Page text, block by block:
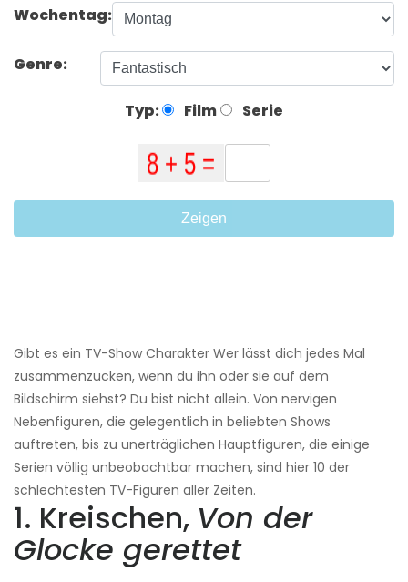
Wochentag:
Genre:
Typ: Film Serie
Zeigen
Gibt es ein TV-Show Charakter Wer lässt dich jedes Mal
zusammenzucken, wenn du ihn oder sie auf dem
Bildschirm siehst? Du bist nicht allein. Von nervigen
Nebenfiguren, die gelegentlich in beliebten Shows
auftreten, bis zu unerträglichen Hauptfiguren, die einige
Serien völlig unbeobachtbar machen, sind hier 10 der
schlechtesten TV-Figuren aller Zeiten.
1. Kreischen, Von der
Glocke gerettet